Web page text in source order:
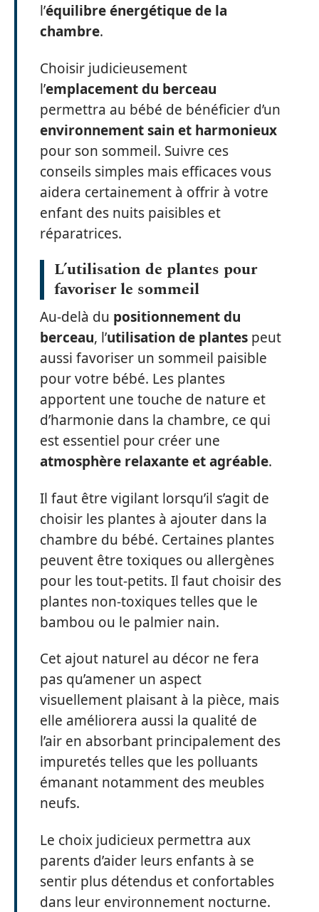
l’équilibre énergétique de la
chambre.
Choisir judicieusement
l’emplacement du berceau
permettra au bébé de bénéficier d’un
environnement sain et harmonieux
pour son sommeil. Suivre ces
conseils simples mais efficaces vous
aidera certainement à offrir à votre
enfant des nuits paisibles et
réparatrices.
L’utilisation de plantes pour
favoriser le sommeil
Au-delà du positionnement du
berceau, l’utilisation de plantes peut
aussi favoriser un sommeil paisible
pour votre bébé. Les plantes
apportent une touche de nature et
d’harmonie dans la chambre, ce qui
est essentiel pour créer une
atmosphère relaxante et agréable.
Il faut être vigilant lorsqu’il s’agit de
choisir les plantes à ajouter dans la
chambre du bébé. Certaines plantes
peuvent être toxiques ou allergènes
pour les tout-petits. Il faut choisir des
plantes non-toxiques telles que le
bambou ou le palmier nain.
Cet ajout naturel au décor ne fera
pas qu’amener un aspect
visuellement plaisant à la pièce, mais
elle améliorera aussi la qualité de
l’air en absorbant principalement des
impuretés telles que les polluants
émanant notamment des meubles
neufs.
Le choix judicieux permettra aux
parents d’aider leurs enfants à se
sentir plus détendus et confortables
dans leur environnement nocturne.